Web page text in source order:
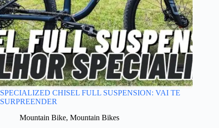
SPECIALIZED CHISEL FULL SUSPENSION: VAI TE
SURPREENDER
Mountain Bike, Mountain Bikes